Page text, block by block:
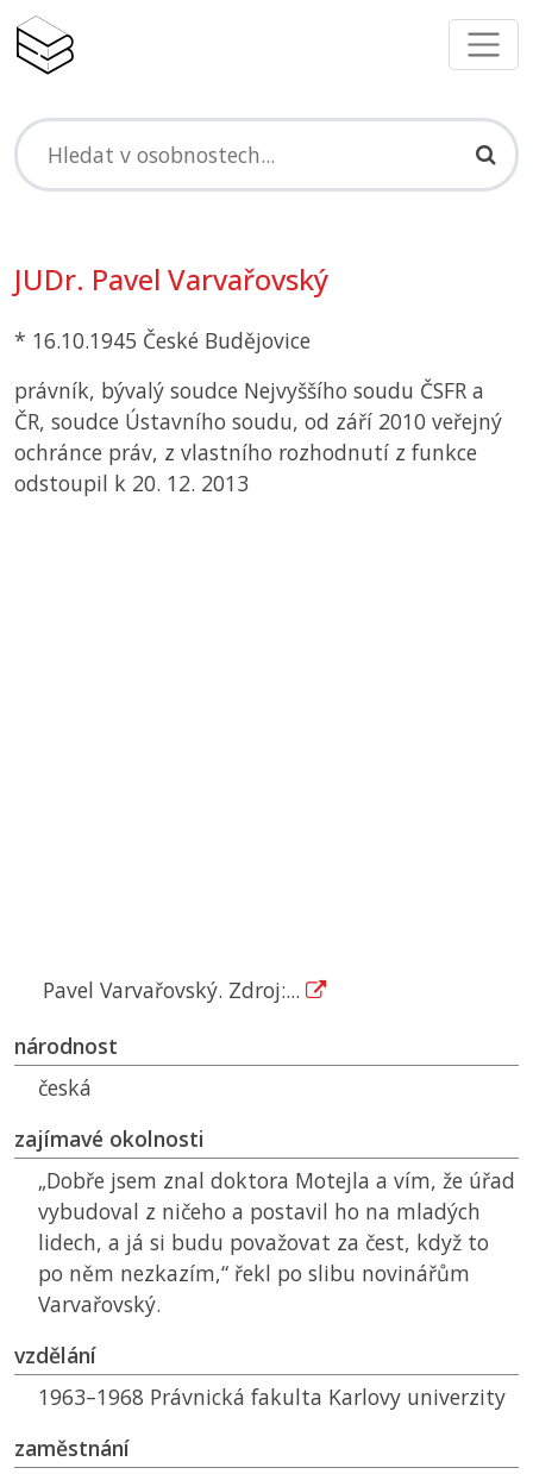
JUDr. Pavel Varvařovský
* 16.10.1945 České Budějovice
právník, bývalý soudce Nejvyššího soudu ČSFR a
ČR, soudce Ústavního soudu, od září 2010 veřejný
ochránce práv, z vlastního rozhodnutí z funkce
odstoupil k 20. 12. 2013
Pavel Varvařovský. Zdroj:...
národnost
česká
zajímavé okolnosti
„Dobře jsem znal doktora Motejla a vím, že úřad
vybudoval z ničeho a postavil ho na mladých
lidech, a já si budu považovat za čest, když to
po něm nezkazím,“ řekl po slibu novinářům
Varvařovský.
vzdělání
1963–1968 Právnická fakulta Karlovy univerzity
zaměstnání